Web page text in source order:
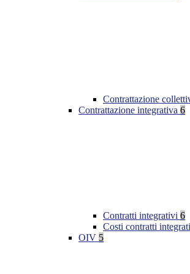
Contrattazione
Contrattazione integrativa 6
Contratti integrativi 6
Costi contratti
OIV 5